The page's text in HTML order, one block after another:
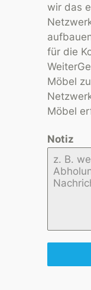
wir das
für die
Möbel
Möbel
Notiz